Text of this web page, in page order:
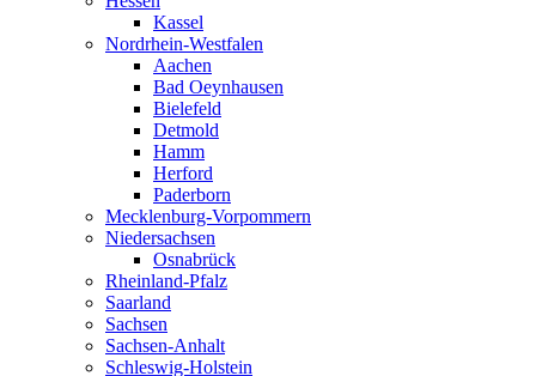
Kassel
Nordrhein-Westfalen
Aachen
Bad Oeynhausen
Bielefeld
Detmold
Hamm
Herford
Paderborn
Mecklenburg-Vorpommern
Niedersachsen
Osnabrück
Rheinland-Pfalz
Saarland
Sachsen
Sachsen-Anhalt
Schleswig-Holstein